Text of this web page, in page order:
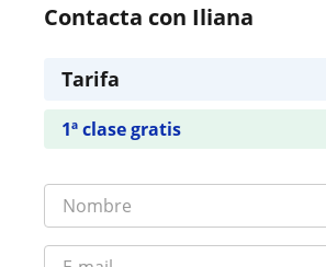
Contacta con Iliana
Tarifa
1ª clase gratis